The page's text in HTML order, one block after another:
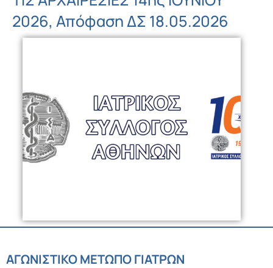
2026, Απόφαση ΔΣ 18.05.2026
ΑΓΩΝΙΣΤΙΚΟ ΜΕΤΩΠΟ ΓΙΑΤΡΩΝ